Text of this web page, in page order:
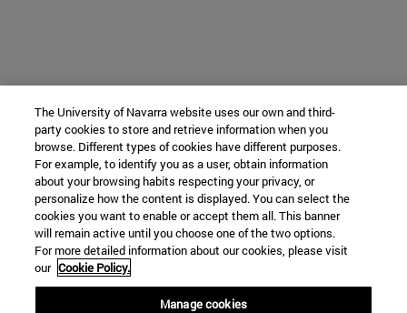
The University of Navarra website uses our own and third-
party cookies to store and retrieve information when you
browse. Different types of cookies have different purposes.
For example, to identify you as a user, obtain information
about your browsing habits respecting your privacy, or
personalize how the content is displayed. You can select the
cookies you want to enable or accept them all. This banner
will remain active until you choose one of the two options.
For more detailed information about our cookies, please visit
our Cookie Policy.
Manage cookies